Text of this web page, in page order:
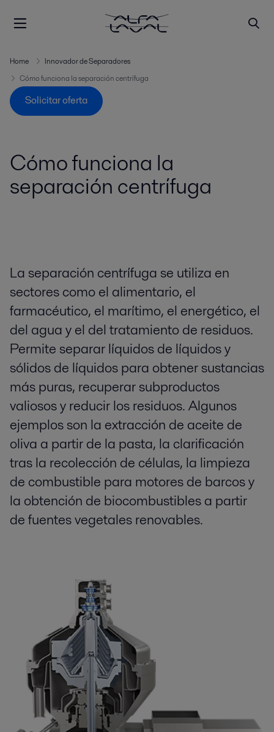
Home
Innovador de Separadores
Cómo funciona la separación centrífuga
Solicitar oferta
Cómo funciona la
separación centrífuga
La separación centrífuga se utiliza en
sectores como el alimentario, el
farmacéutico, el marítimo, el energético, el
del agua y el del tratamiento de residuos.
Permite separar líquidos de líquidos y
sólidos de líquidos para obtener sustancias
más puras, recuperar subproductos
valiosos y reducir los residuos. Algunos
ejemplos son la extracción de aceite de
oliva a partir de la pasta, la clarificación
tras la recolección de células, la limpieza
de combustible para motores de barcos y
la obtención de biocombustibles a partir
de fuentes vegetales renovables.